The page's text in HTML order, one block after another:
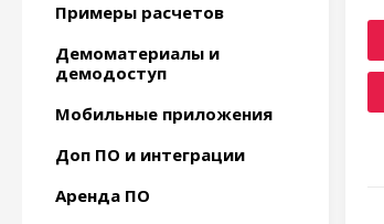
Примеры расчетов
Демоматериалы и
демодоступ
Мобильные приложения
Доп ПО и интеграции
Аренда ПО